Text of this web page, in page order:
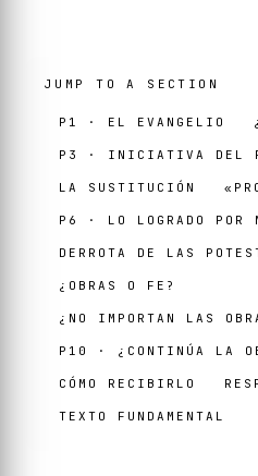
JUMP TO A SECTION
P1 · EL EVANGELIO
P3 · INICIATIVA DEL
LA SUSTITUCIÓN
P6 · LO LOGRADO POR
DERROTA DE LAS
¿OBRAS O FE?
¿NO IMPORTAN LAS
P10 · ¿CONTINÚA LA
CÓMO RECIBIRLO
TEXTO FUNDAMENTAL